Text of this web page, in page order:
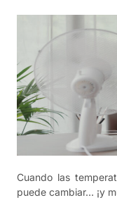
Cuando las
puede cambiar… ¡y